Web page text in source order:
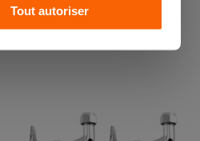
Tout autoriser